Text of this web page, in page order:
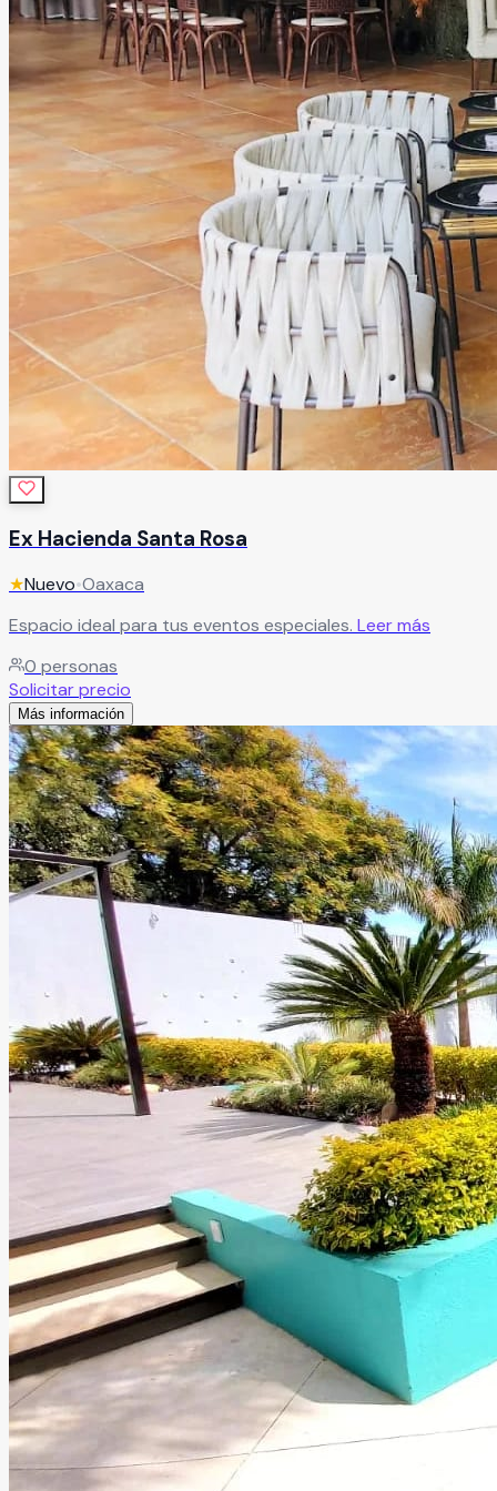
Ex Hacienda Santa Rosa
★Nuevo•Oaxaca
Espacio ideal para tus eventos especiales. Leer más
0 personas
Solicitar precio
Más información